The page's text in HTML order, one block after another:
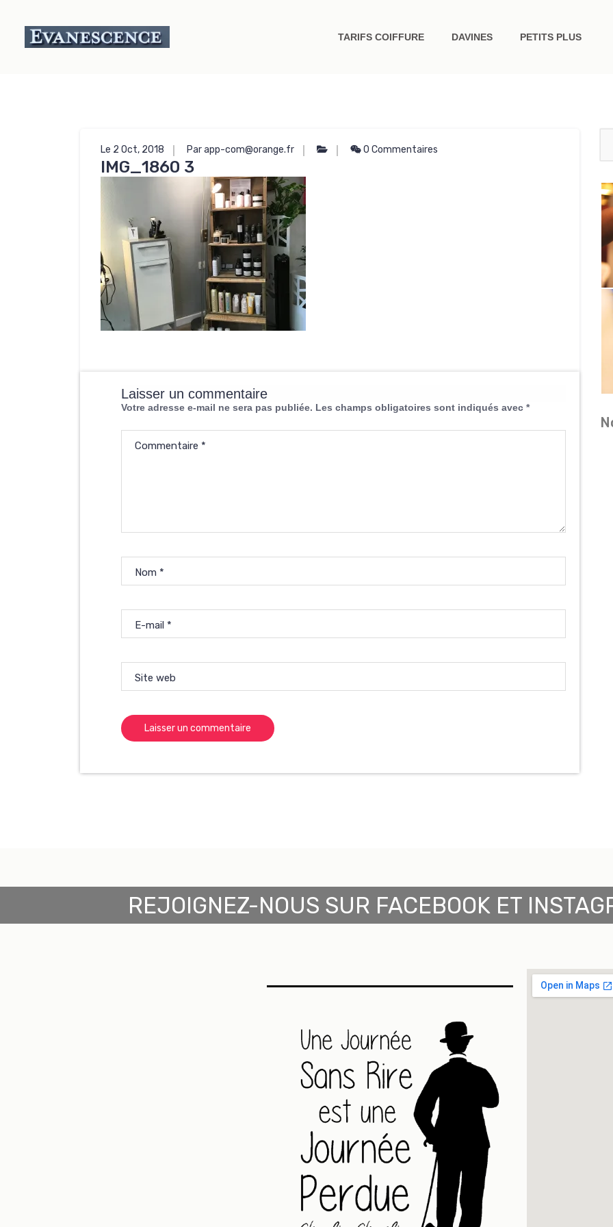
TARIFS COIFFURE DAVINES PETITS PLUS
Le 2 Oct, 2018 Par app-com@orange.fr 0 Commentaires
IMG_1860 3
Laisser un commentaire
Votre adresse e-mail ne sera pas publiée. Les champs obligatoires sont indiqués avec *
Commentaire *
Nom *
E-mail *
Site web
REJOIGNEZ-NOUS SUR FACEBOOK ET